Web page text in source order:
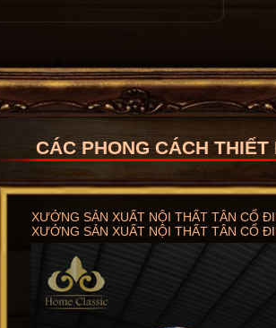
CÁC PHONG CÁCH THIẾT
XƯỞNG SẢN XUẤT NỘI THẤT TÂN CỔ
XƯỞNG SẢN XUẤT NỘI THẤT TÂN CỔ